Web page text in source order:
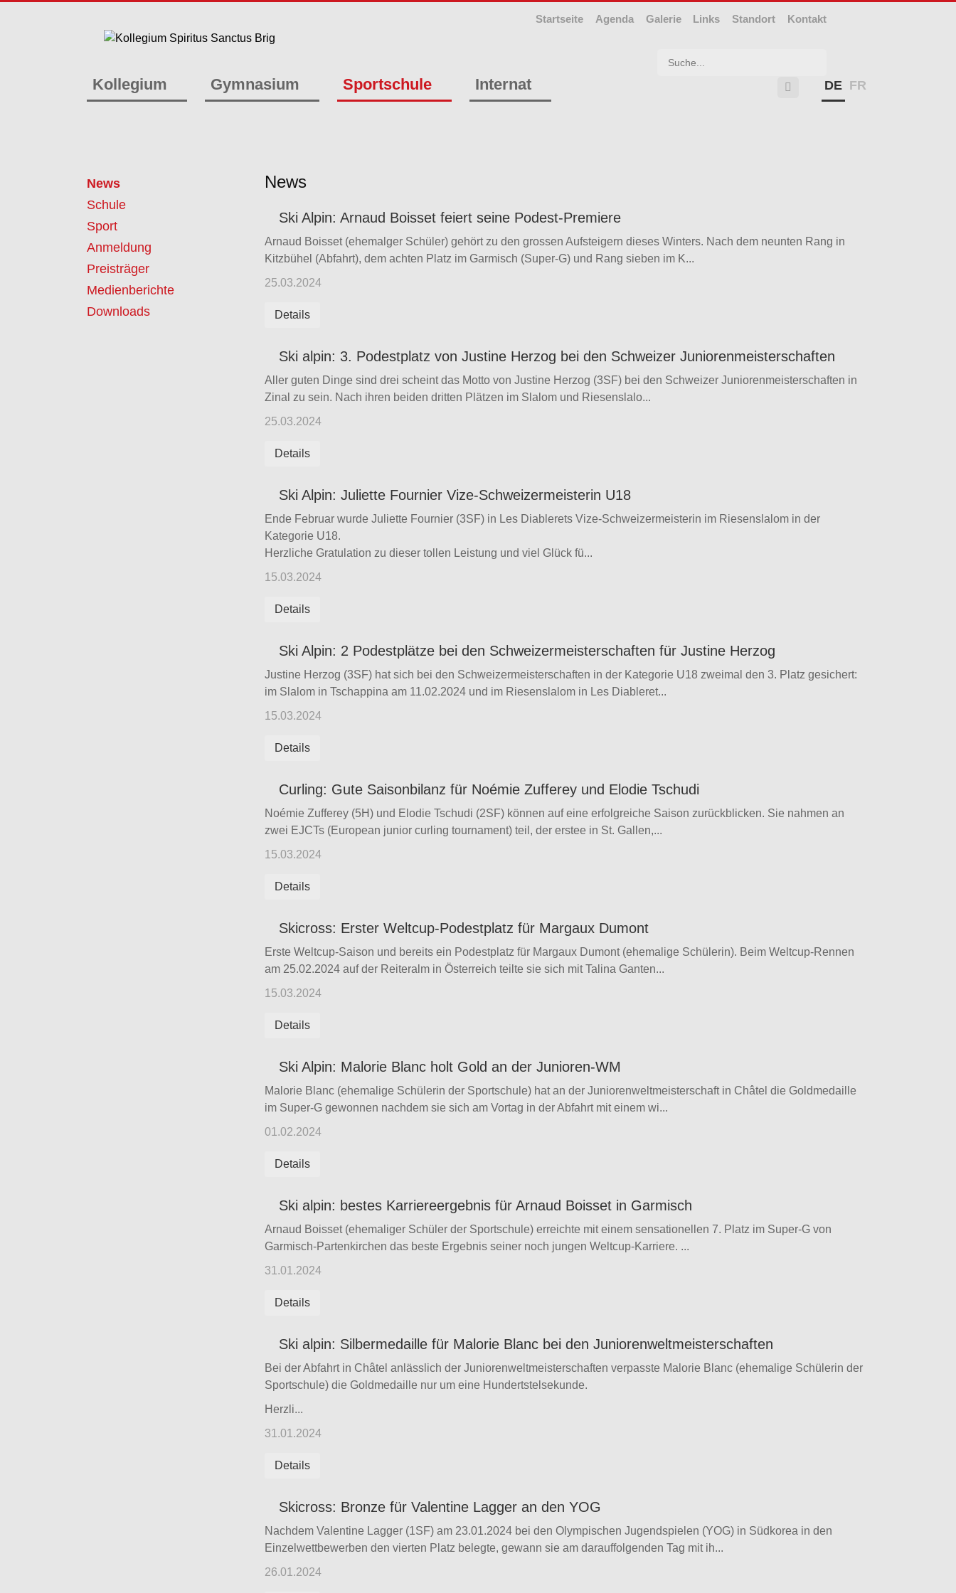
Startseite Agenda Galerie Links Standort Kontakt
Kollegium Gymnasium Sportschule Internat DE FR

News
Schule
Sport
Anmeldung
Preisträger
Medienberichte
Downloads
News
Ski Alpin: Arnaud Boisset feiert seine Podest-Premiere
Arnaud Boisset (ehemalger Schüler) gehört zu den grossen Aufsteigern dieses Winters. Nach dem neunten Rang in
Kitzbühel (Abfahrt), dem achten Platz im Garmisch (Super-G) und Rang sieben im K...
25.03.2024
Details
Ski alpin: 3. Podestplatz von Justine Herzog bei den Schweizer Juniorenmeisterschaften
Aller guten Dinge sind drei scheint das Motto von Justine Herzog (3SF) bei den Schweizer Juniorenmeisterschaften in
Zinal zu sein. Nach ihren beiden dritten Plätzen im Slalom und Riesenslalo...
25.03.2024
Details
Ski Alpin: Juliette Fournier Vize-Schweizermeisterin U18
Ende Februar wurde Juliette Fournier (3SF) in Les Diablerets Vize-Schweizermeisterin im Riesenslalom in der
Kategorie U18.
Herzliche Gratulation zu dieser tollen Leistung und viel Glück fü...
15.03.2024
Details
Ski Alpin: 2 Podestplätze bei den Schweizermeisterschaften für Justine Herzog
Justine Herzog (3SF) hat sich bei den Schweizermeisterschaften in der Kategorie U18 zweimal den 3. Platz gesichert:
im Slalom in Tschappina am 11.02.2024 und im Riesenslalom in Les Diableret...
15.03.2024
Details
Curling: Gute Saisonbilanz für Noémie Zufferey und Elodie Tschudi
Noémie Zufferey (5H) und Elodie Tschudi (2SF) können auf eine erfolgreiche Saison zurückblicken. Sie nahmen an
zwei EJCTs (European junior curling tournament) teil, der erstee in St. Gallen,...
15.03.2024
Details
Skicross: Erster Weltcup-Podestplatz für Margaux Dumont
Erste Weltcup-Saison und bereits ein Podestplatz für Margaux Dumont (ehemalige Schülerin). Beim Weltcup-Rennen
am 25.02.2024 auf der Reiteralm in Österreich teilte sie sich mit Talina Ganten...
15.03.2024
Details
Ski Alpin: Malorie Blanc holt Gold an der Junioren-WM
Malorie Blanc (ehemalige Schülerin der Sportschule) hat an der Juniorenweltmeisterschaft in Châtel die Goldmedaille
im Super-G gewonnen nachdem sie sich am Vortag in der Abfahrt mit einem wi...
01.02.2024
Details
Ski alpin: bestes Karriereergebnis für Arnaud Boisset in Garmisch
Arnaud Boisset (ehemaliger Schüler der Sportschule) erreichte mit einem sensationellen 7. Platz im Super-G von
Garmisch-Partenkirchen das beste Ergebnis seiner noch jungen Weltcup-Karriere. ...
31.01.2024
Details
Ski alpin: Silbermedaille für Malorie Blanc bei den Juniorenweltmeisterschaften
Bei der Abfahrt in Châtel anlässlich der Juniorenweltmeisterschaften verpasste Malorie Blanc (ehemalige Schülerin der
Sportschule) die Goldmedaille nur um eine Hundertstelsekunde.
Herzli...
31.01.2024
Details
Skicross: Bronze für Valentine Lagger an den YOG
Nachdem Valentine Lagger (1SF) am 23.01.2024 bei den Olympischen Jugendspielen (YOG) in Südkorea in den
Einzelwettbewerben den vierten Platz belegte, gewann sie am darauffolgenden Tag mit ih...
26.01.2024